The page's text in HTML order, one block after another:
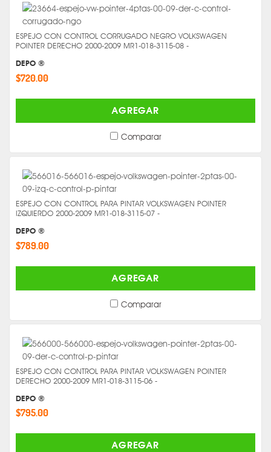
ESPEJO CON CONTROL CORRUGADO NEGRO VOLKSWAGEN
POINTER DERECHO 2000-2009 MR1-018-3115-08 -
DEPO ®
$720.00
AGREGAR
Comparar
ESPEJO CON CONTROL PARA PINTAR VOLKSWAGEN POINTER
IZQUIERDO 2000-2009 MR1-018-3115-07 -
DEPO ®
$789.00
AGREGAR
Comparar
ESPEJO CON CONTROL PARA PINTAR VOLKSWAGEN POINTER
DERECHO 2000-2009 MR1-018-3115-06 -
DEPO ®
$795.00
AGREGAR